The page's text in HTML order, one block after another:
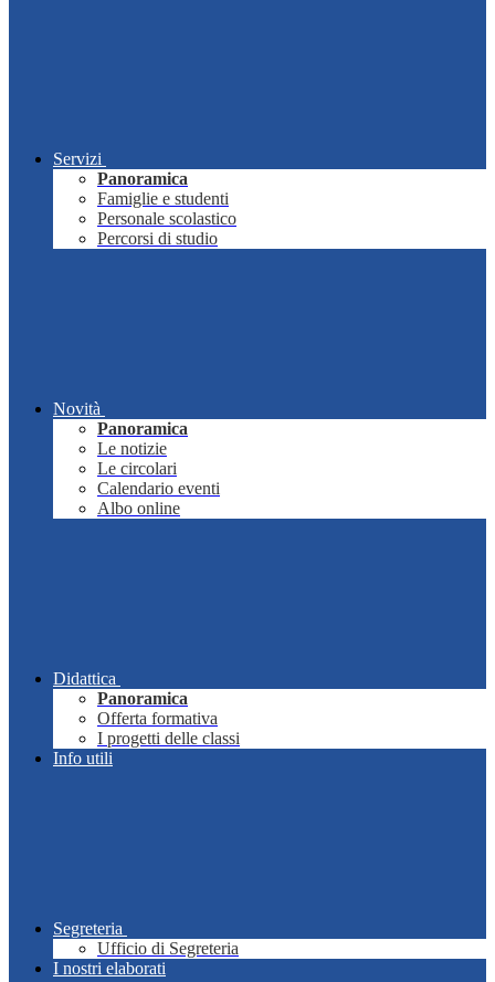
Servizi
Panoramica
Famiglie e studenti
Personale scolastico
Percorsi di studio
Novità
Panoramica
Le notizie
Le circolari
Calendario eventi
Albo online
Didattica
Panoramica
Offerta formativa
I progetti delle classi
Info utili
Segreteria
Ufficio di Segreteria
I nostri elaborati